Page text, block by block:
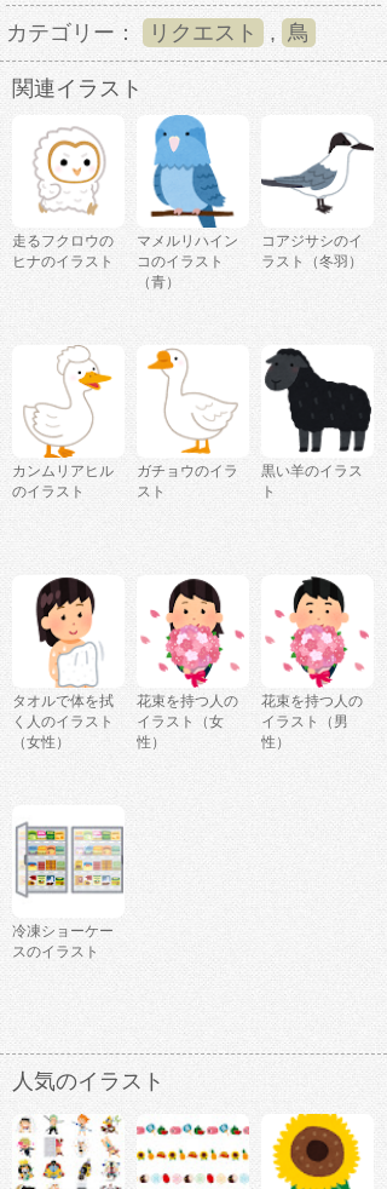
カテゴリー： リクエスト , 鳥
関連イラスト
走るフクロウの
ヒナのイラスト
マメルリハイン
コのイラスト
（青）
コアジサシのイ
ラスト（冬羽）
カンムリアヒル
のイラスト
ガチョウのイラ
スト
黒い羊のイラス
ト
タオルで体を拭
く人のイラスト
（女性）
花束を持つ人の
イラスト（女
性）
花束を持つ人の
イラスト（男
性）
冷凍ショーケー
スのイラスト
人気のイラスト